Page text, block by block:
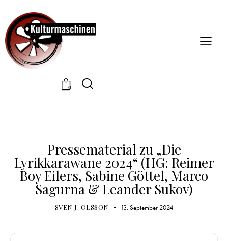
0
Pressematerial zu „Die
Lyrikkarawane 2024“ (HG: Reimer
Boy Eilers, Sabine Göttel, Marco
Sagurna & Leander Sukov)
SVEN J. OLSSON 13. September 2024